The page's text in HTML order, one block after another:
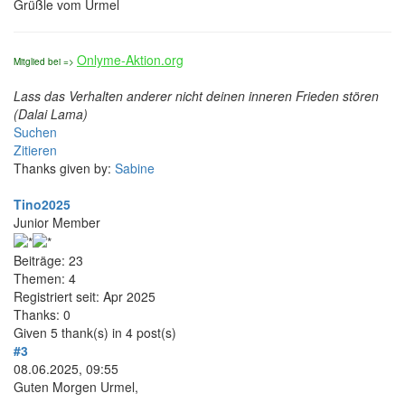
Grüßle vom Urmel
Mitglied bei => Onlyme-Aktion.org
Lass das Verhalten anderer nicht deinen inneren Frieden stören
(Dalai Lama)
Suchen
Zitieren
Thanks given by: Sabine
Tino2025
Junior Member
Beiträge: 23
Themen: 4
Registriert seit: Apr 2025
Thanks: 0
Given 5 thank(s) in 4 post(s)
#3
08.06.2025, 09:55
Guten Morgen Urmel,